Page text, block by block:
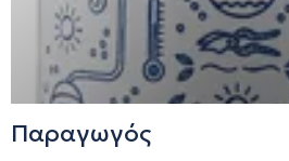
Παραγωγός